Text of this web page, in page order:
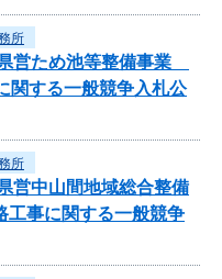
所
営ため池等整備事業
する一般競争入札公
所
営中山間地域総合整備
事に関する一般競争